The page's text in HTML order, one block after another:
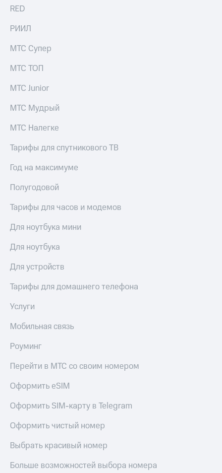
"МТС"
акционеров
кабинет
Акционерный
Контроль
аудит
Рынок
акций
Описание
Программа
Порядок
акций
Рынок
Еврооблигации-2023
именных
Регистратор
Реквизиты
Контакты
развитие
деловая этика
На главную
RED
РИИЛ
МТС Супер
МТС ТОП
МТС Junior
МТС Мудрый
МТС Налегке
Тарифы для спутникового ТВ
Год на максимуме
Полугодовой
Тарифы для часов и модемов
Для ноутбука мини
Для ноутбука
Для устройств
Тарифы для домашнего телефона
Услуги
Мобильная связь
Роуминг
Перейти в МТС со своим номером
Оформить eSIM
Оформить SIM-карту в Telegram
Оформить чистый номер
Выбрать красивый номер
Больше возможностей выбора номера